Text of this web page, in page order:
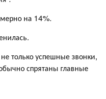
на 14%.
только успешные звонки,
спрятаны главные